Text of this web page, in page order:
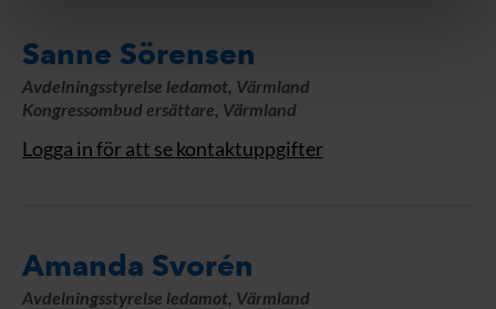
Sanne Sörensen
Avdelningsstyrelse ledamot, Värmland
Kongressombud ersättare, Värmland
Logga in för att se kontaktuppgifter
Amanda Svorén
Avdelningsstyrelse ledamot, Värmland